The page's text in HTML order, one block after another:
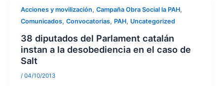
Acciones y movilización, Campaña Obra Social la PAH,
Comunicados, Convocatorias, PAH, Uncategorized
38 diputados del Parlament catalán
instan a la desobediencia en el caso de
Salt
/ 04/10/2013